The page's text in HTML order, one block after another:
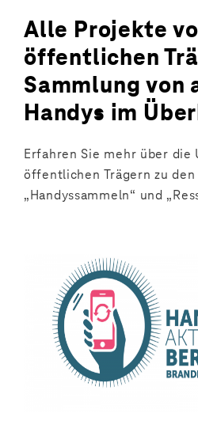
Sicherheit
Anmelden
Alle Projekte
öffentlichen
Sammlung von
Handys im
Erfahren Sie mehr über
öffentlichen Trägern zu den
„Handyssammeln“ und